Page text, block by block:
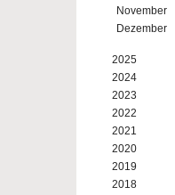
November
Dezember
2025
2024
2023
2022
2021
2020
2019
2018